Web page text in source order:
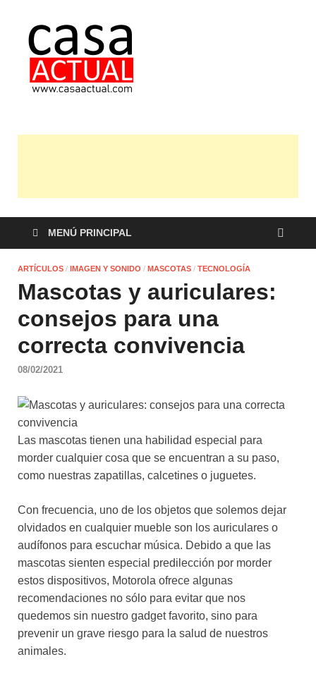
MENÚ PRINCIPAL
ARTÍCULOS / IMAGEN Y SONIDO / MASCOTAS / TECNOLOGÍA
Mascotas y auriculares:
consejos para una
correcta convivencia
08/02/2021
Las mascotas tienen una habilidad especial para
morder cualquier cosa que se encuentran a su paso,
como nuestras zapatillas, calcetines o juguetes.
Con frecuencia, uno de los objetos que solemos dejar
olvidados en cualquier mueble son los auriculares o
audífonos para escuchar música. Debido a que las
mascotas sienten especial predilección por morder
estos dispositivos, Motorola ofrece algunas
recomendaciones no sólo para evitar que nos
quedemos sin nuestro gadget favorito, sino para
prevenir un grave riesgo para la salud de nuestros
animales.